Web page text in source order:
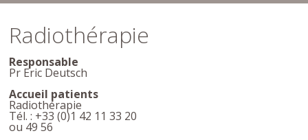
Radiothérapie
Responsable
Pr Eric Deutsch
Accueil patients
Radiothérapie
Tél. : +33 (0)1 42 11 33 20
ou 49 56